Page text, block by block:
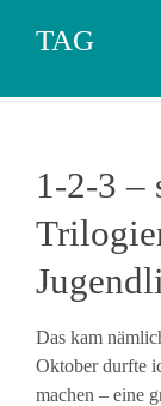
TAG
1-2-3 –
Das kam
Oktober durfte
machen – eine